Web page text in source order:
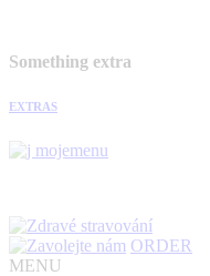
Something extra
EXTRAS
ORDER
MENU